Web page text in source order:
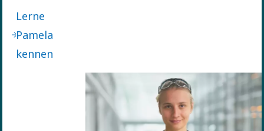
Erzieherinnenberuf
Lerne
Pamela
kennen